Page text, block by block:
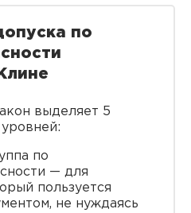
по
выделяет 5
по
— для
пользуется
не нуждаясь